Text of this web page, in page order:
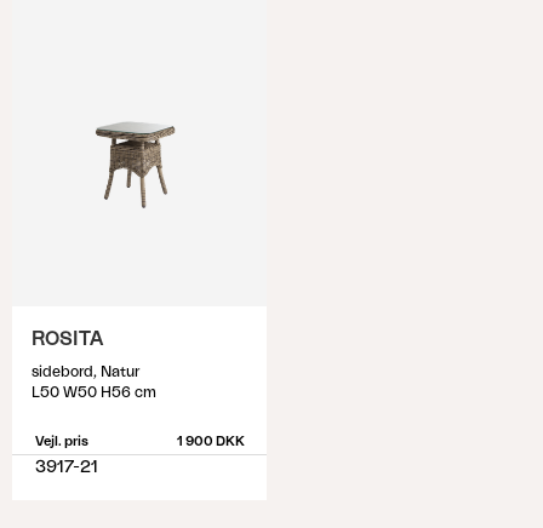
ROSITA
sidebord, Natur
L50 W50 H56 cm
Vejl. pris 1 900 DKK
3917-21